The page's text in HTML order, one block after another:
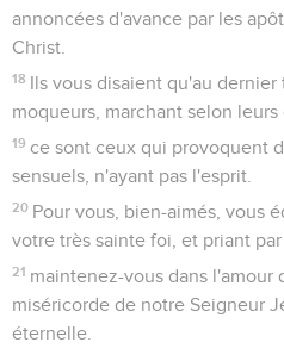
annoncées d'avance par les
Christ.
18 Ils vous disaient qu'au dernier
moqueurs, marchant selon
19 ce sont ceux qui provoquent
sensuels, n'ayant pas l'esprit.
20 Pour vous, bien-aimés, vous
votre très sainte foi, et priant par
21 maintenez-vous dans l'amour
miséricorde de notre Seigneur
éternelle.